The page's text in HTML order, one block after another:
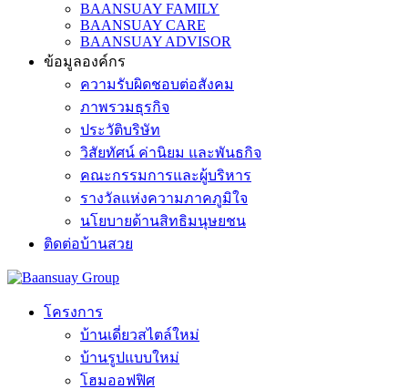
BAANSUAY FAMILY
BAANSUAY CARE
BAANSUAY ADVISOR
ข้อมูลองค์กร
ความรับผิดชอบต่อสังคม
ภาพรวมธุรกิจ
ประวัติบริษัท
วิสัยทัศน์ ค่านิยม และพันธกิจ
คณะกรรมการและผู้บริหาร
รางวัลแห่งความภาคภูมิใจ
นโยบายด้านสิทธิมนุษยชน
ติดต่อบ้านสวย
โครงการ
บ้านเดี่ยวสไตล์ใหม่
บ้านรูปแบบใหม่
โฮมออฟฟิศ